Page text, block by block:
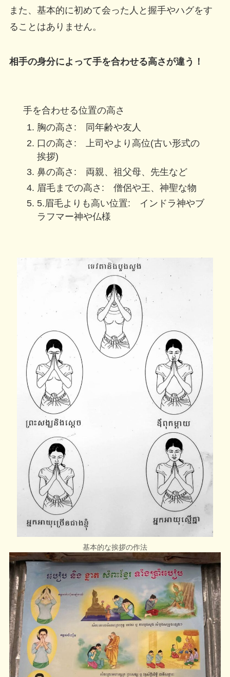
また、基本的に初めて会った人と握手やハグをす
ることはありません。
相手の身分によって手を合わせる高さが違う！
手を合わせる位置の高さ
胸の高さ: 同年齢や友人
口の高さ: 上司やより高位(古い形式の
挨拶)
鼻の高さ: 両親、祖父母、先生など
眉毛までの高さ: 僧侶や王、神聖な物
5.眉毛よりも高い位置: インドラ神やブ
ラフマー神や仏様
基本的な挨拶の作法